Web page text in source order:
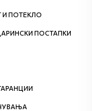
И ПОТЕКЛО
ПОСТАПКИ